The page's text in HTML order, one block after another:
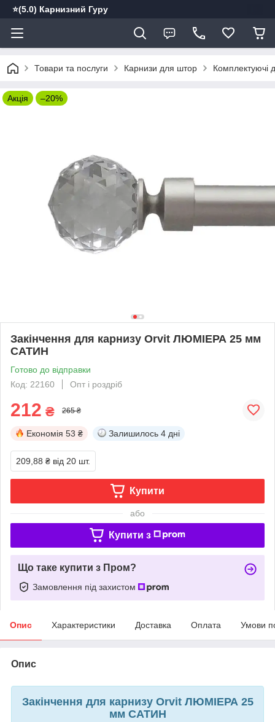
⭐️(5.0) Карнизний Гуру
Товари та послуги Карнизи для штор Комплектуючі
Акція –20%
Закінчення для карнизу Orvit ЛЮМІЕРА 25 мм
САТИН
Готово до відправки
Код: 22160
Опт і роздріб
212 ₴ 265 ₴
Економія 53 ₴ Залишилось 4 дні
209,88 ₴ від 20 шт.
Купити
або
Купити з
Що таке купити з Пром?
Замовлення під захистом
Опис Характеристики Доставка Оплата Умови
Опис
Закінчення для карнизу Orvit ЛЮМІЕРА 25
мм САТИН